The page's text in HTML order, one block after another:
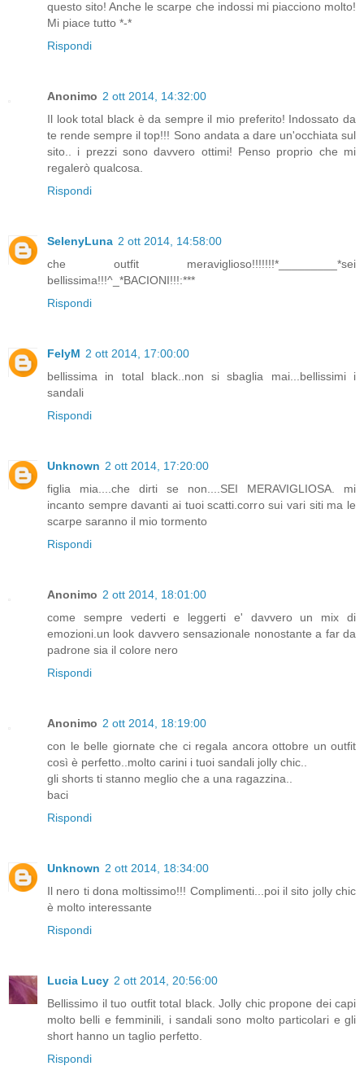
questo sito! Anche le scarpe che indossi mi piacciono molto!
Mi piace tutto *-*
Rispondi
Anonimo 2 ott 2014, 14:32:00
Il look total black è da sempre il mio preferito! Indossato da
te rende sempre il top!!! Sono andata a dare un'occhiata sul
sito.. i prezzi sono davvero ottimi! Penso proprio che mi
regalerò qualcosa.
Rispondi
SelenyLuna 2 ott 2014, 14:58:00
che outfit meraviglioso!!!!!!!*_________*sei
bellissima!!!^_*BACIONI!!!:***
Rispondi
FelyM 2 ott 2014, 17:00:00
bellissima in total black..non si sbaglia mai...bellissimi i
sandali
Rispondi
Unknown 2 ott 2014, 17:20:00
figlia mia....che dirti se non....SEI MERAVIGLIOSA. mi
incanto sempre davanti ai tuoi scatti.corro sui vari siti ma le
scarpe saranno il mio tormento
Rispondi
Anonimo 2 ott 2014, 18:01:00
come sempre vederti e leggerti e' davvero un mix di
emozioni.un look davvero sensazionale nonostante a far da
padrone sia il colore nero
Rispondi
Anonimo 2 ott 2014, 18:19:00
con le belle giornate che ci regala ancora ottobre un outfit
così è perfetto..molto carini i tuoi sandali jolly chic..
gli shorts ti stanno meglio che a una ragazzina..
baci
Rispondi
Unknown 2 ott 2014, 18:34:00
Il nero ti dona moltissimo!!! Complimenti...poi il sito jolly chic
è molto interessante
Rispondi
Lucia Lucy 2 ott 2014, 20:56:00
Bellissimo il tuo outfit total black. Jolly chic propone dei capi
molto belli e femminili, i sandali sono molto particolari e gli
short hanno un taglio perfetto.
Rispondi